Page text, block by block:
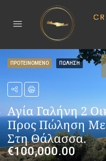
ΠΡΟΤΕΙΝΟΜΕΝΟ ΠΏΛΗΣΗ
Αγία Γαλήνη 2
Προς Πώληση
Στη Θάλασσα.
€100,000.00